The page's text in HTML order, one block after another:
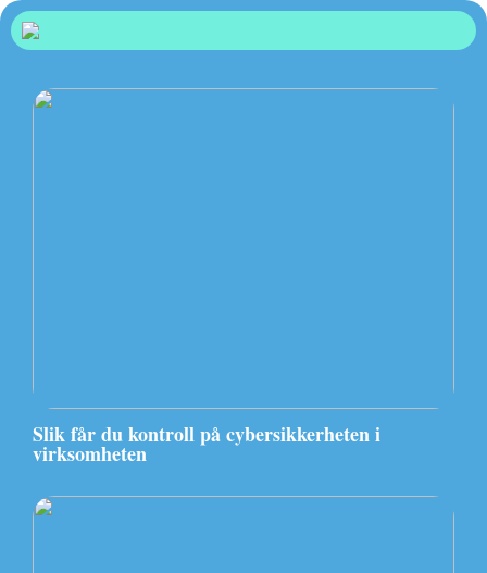
Slik får du kontroll på cybersikkerheten i
virksomheten